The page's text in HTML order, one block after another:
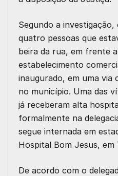
Segundo a
quatro pessoas que
beira da rua, em frente
estabelecimento
inaugurado, em uma via
no município. Uma das
já receberam alta
formalmente na
segue internada em
Hospital Bom Jesus, em
De acordo com o